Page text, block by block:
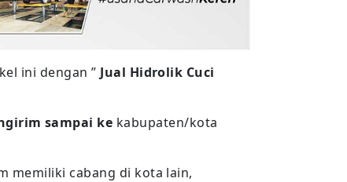
ini dengan ” Jual Hidrolik Cuci
sampai ke kabupaten/kota
memiliki cabang di kota lain,